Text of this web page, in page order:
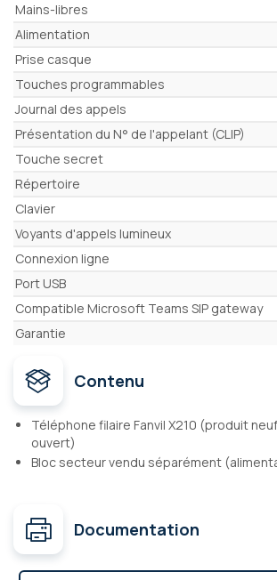
Mains-libres
Alimentation
Prise casque
Touches programmables
Journal des appels
Présentation du N° de l'appelant (CLIP)
Touche secret
Répertoire
Clavier
Voyants d'appels lumineux
Connexion ligne
Port USB
Compatible Microsoft Teams SIP gateway
Garantie
Contenu
Téléphone filaire Fanvil X210 (produit
ouvert)
Bloc secteur vendu séparément
Documentation